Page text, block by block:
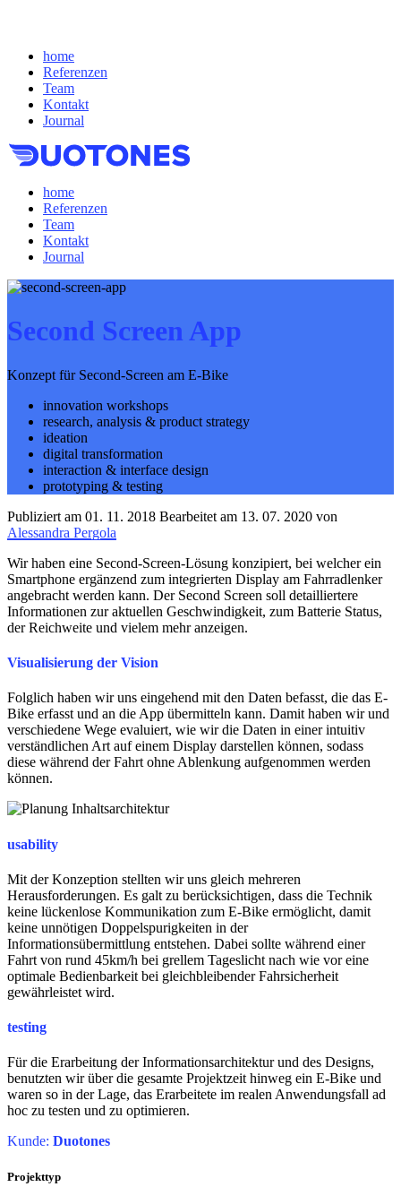
home
Referenzen
Team
Kontakt
Journal
home
Referenzen
Team
Kontakt
Journal
Second Screen App
Konzept für Second-Screen am E-Bike
innovation workshops
research, analysis & product strategy
ideation
digital transformation
interaction & interface design
prototyping & testing
Publiziert am 01. 11. 2018 Bearbeitet am 13. 07. 2020 von
Alessandra Pergola
Wir haben eine Second-Screen-Lösung konzipiert, bei welcher ein
Smartphone ergänzend zum integrierten Display am Fahrradlenker
angebracht werden kann. Der Second Screen soll detailliertere
Informationen zur aktuellen Geschwindigkeit, zum Batterie Status,
der Reichweite und vielem mehr anzeigen.
Visualisierung der Vision
Folglich haben wir uns eingehend mit den Daten befasst, die das E-
Bike erfasst und an die App übermitteln kann. Damit haben wir und
verschiedene Wege evaluiert, wie wir die Daten in einer intuitiv
verständlichen Art auf einem Display darstellen können, sodass
diese während der Fahrt ohne Ablenkung aufgenommen werden
können.
usability
Mit der Konzeption stellten wir uns gleich mehreren
Herausforderungen. Es galt zu berücksichtigen, dass die Technik
keine lückenlose Kommunikation zum E-Bike ermöglicht, damit
keine unnötigen Doppelspurigkeiten in der
Informationsübermittlung entstehen. Dabei sollte während einer
Fahrt von rund 45km/h bei grellem Tageslicht nach wie vor eine
optimale Bedienbarkeit bei gleichbleibender Fahrsicherheit
gewährleistet wird.
testing
Für die Erarbeitung der Informationsarchitektur und des Designs,
benutzten wir über die gesamte Projektzeit hinweg ein E-Bike und
waren so in der Lage, das Erarbeitete im realen Anwendungsfall ad
hoc zu testen und zu optimieren.
Kunde: Duotones
Projekttyp